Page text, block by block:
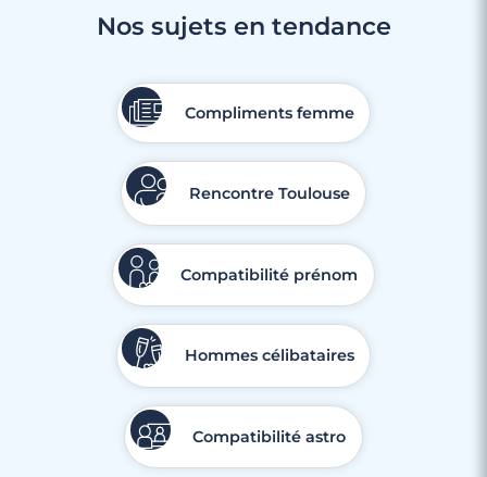
3 minutes
Nos sujets en tendance
Compliments femme
Rencontre Toulouse
Compatibilité prénom
Hommes célibataires
Compatibilité astro